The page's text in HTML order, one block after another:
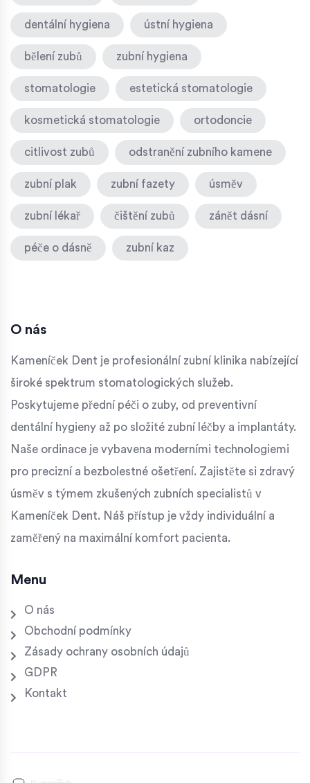
dentální hygiena ústní hygiena
bělení zubů zubní hygiena
stomatologie estetická stomatologie
kosmetická stomatologie ortodoncie
citlivost zubů odstranění zubního kamene
zubní plak zubní fazety úsměv
zubní lékař čištění zubů zánět dásní
péče o dásně zubní kaz
O nás
Kameníček Dent je profesionální zubní klinika nabízející
široké spektrum stomatologických služeb.
Poskytujeme přední péči o zuby, od preventivní
dentální hygieny až po složité zubní léčby a implantáty.
Naše ordinace je vybavena moderními technologiemi
pro precizní a bezbolestné ošetření. Zajistěte si zdravý
úsměv s týmem zkušených zubních specialistů v
Kameníček Dent. Náš přístup je vždy individuální a
zaměřený na maximální komfort pacienta.
Menu
O nás
Obchodní podmínky
Zásady ochrany osobních údajů
GDPR
Kontakt